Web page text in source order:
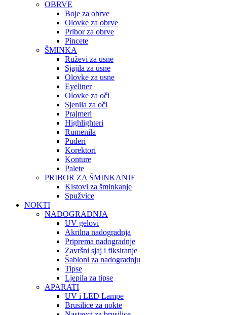
OBRVE
Boje za obrve
Olovke za obrve
Pribor za obrve
Pincete
ŠMINKA
Ruževi za usne
Sjajila za usne
Olovke za usne
Eyeliner
Olovke za oči
Sjenila za oči
Prajmeri
Highlighteri
Rumenila
Puderi
Korektori
Konture
Palete
PRIBOR ZA ŠMINKANJE
Kistovi za šminkanje
Spužvice
NOKTI
NADOGRADNJA
UV gelovi
Akrilna nadogradnja
Priprema nadogradnje
Završni sjaj i fiksiranje
Šabloni za nadogradnju
Tipse
Ljepila za tipse
APARATI
UV i LED Lampe
Brusilice za nokte